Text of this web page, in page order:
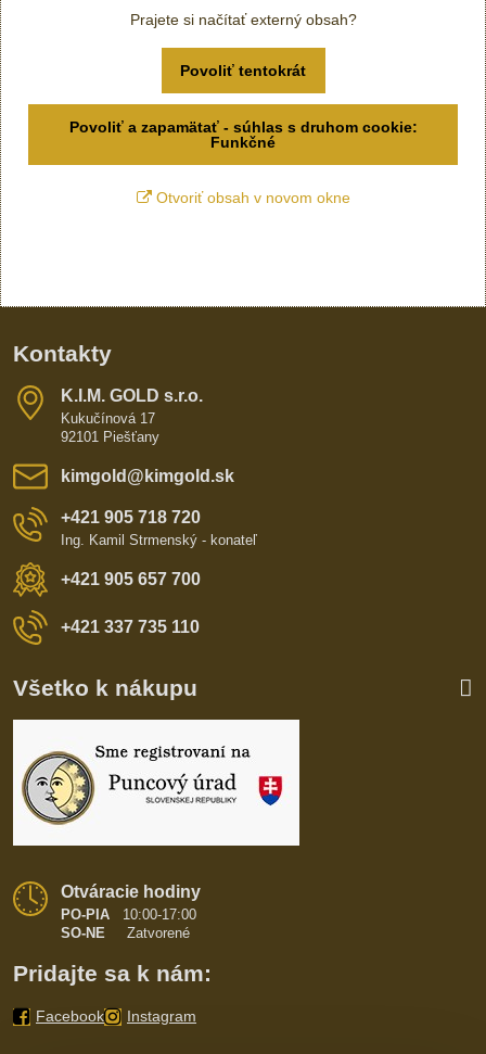
Prajete si načítať externý obsah?
Povoliť tentokrát
Povoliť a zapamätať - súhlas s druhom cookie:
Funkčné
Otvoriť obsah v novom okne
Kontakty
K​​.I​​.M​​. GOLD s​​.r​​.o​​.
Kukučínová 17
92101 Piešťany
kimgold​@kimgold​.sk
+421 905 718 720
Ing. Kamil Strmenský - konateľ
+421 905 657 700
+421 337 735 110
Všetko k nákupu
Otváracie hodiny
PO-PIA
10:00-17:00
SO-NE Zatvorené
Pridajte sa k nám:
Facebook Instagram